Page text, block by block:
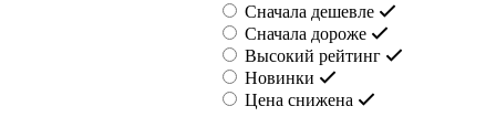
Сначала дешевле
Сначала дороже
Высокий рейтинг
Новинки
Цена снижена